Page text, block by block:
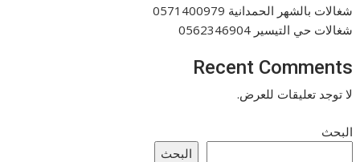
شغالات بالشهر الحمدانية 0571400979
شغالات حي التيسير 0562346904
Recent Comments
لا توجد تعليقات للعرض.
البحث
البحث